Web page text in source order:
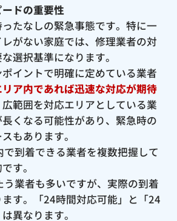
ドの重要性
たなしの緊急事態です。特に一
がない家庭では、修理業者の対
選択基準になります。
イントで明確に定めている業者
ア内であれば迅速な対応が期待
範囲を対応エリアとしている業
くなる可能性があり、緊急時の
もあります。
到着できる業者を複数把握して
す。
業者も多いですが、実際の到着
す。「24時間対応可能」と「24
異なります。